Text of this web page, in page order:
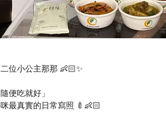
位小公主那那 👶🏻✨
便吃就好」
最真實的日常寫照 🍼👶🏻